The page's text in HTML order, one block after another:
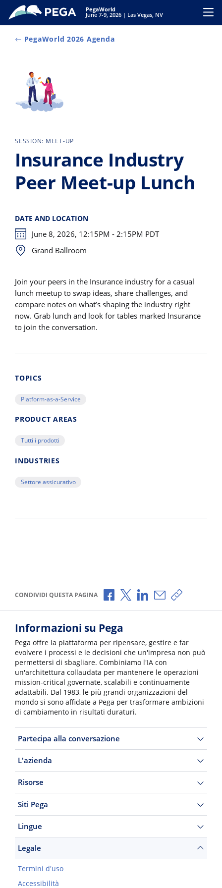
Vai direttamente al contenuto principale
PegaWorld
June 7-9, 2026 | Las Vegas, NV
PegaWorld 2026 Agenda
SESSION: MEET-UP
Insurance Industry
Peer Meet-up Lunch
DATE AND LOCATION
June 8, 2026, 12:15PM - 2:15PM PDT
Grand Ballroom
Join your peers in the Insurance industry for a casual
lunch meetup to swap ideas, share challenges, and
compare notes on what’s shaping the industry right
now. Grab lunch and look for tables marked Insurance
to join the conversation.
TOPICS
Platform-as-a-Service
PRODUCT AREAS
Tutti i prodotti
INDUSTRIES
Settore assicurativo
CONDIVIDI QUESTA PAGINA Condividi via Facebook
Condividi via X
Condividi via
Condividi via e-
Copia link
Informazioni su Pega
Pega offre la piattaforma per ripensare, gestire e far
evolvere i processi e le decisioni che un'impresa non può
permettersi di sbagliare. Combiniamo l'IA con
un'architettura collaudata per mantenere le operazioni
mission-critical governate, scalabili e continuamente
adattabili. Dal 1983, le più grandi organizzazioni del
mondo si sono affidate a Pega per trasformare ambizioni
di cambiamento in risultati duraturi.
Partecipa alla conversazione
L'azienda
Risorse
Siti Pega
Lingue
Legale
Termini d'uso
Accessibilità